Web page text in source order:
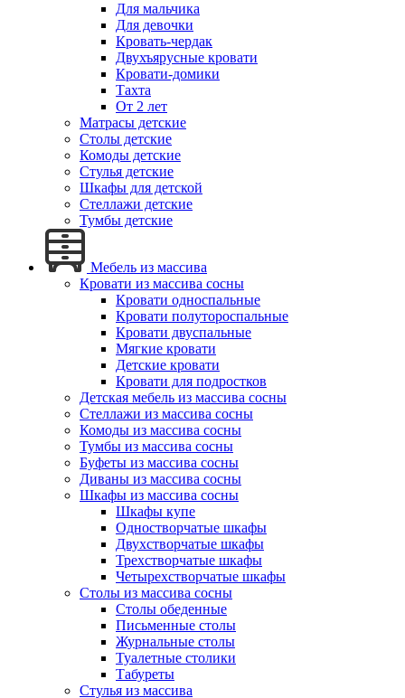
Для мальчика
Для девочки
Кровать-чердак
Двухъярусные кровати
Кровати-домики
Тахта
От 2 лет
Матрасы детские
Столы детские
Комоды детские
Стулья детские
Шкафы для детской
Стеллажи детские
Тумбы детские
Мебель из массива
Кровати из массива сосны
Кровати односпальные
Кровати полутороспальные
Кровати двуспальные
Мягкие кровати
Детские кровати
Кровати для подростков
Детская мебель из массива сосны
Стеллажи из массива сосны
Комоды из массива сосны
Тумбы из массива сосны
Буфеты из массива сосны
Диваны из массива сосны
Шкафы из массива сосны
Шкафы купе
Одностворчатые шкафы
Двухстворчатые шкафы
Трехстворчатые шкафы
Четырехстворчатые шкафы
Столы из массива сосны
Столы обеденные
Письменные столы
Журнальные столы
Туалетные столики
Табуреты
Стулья из массива